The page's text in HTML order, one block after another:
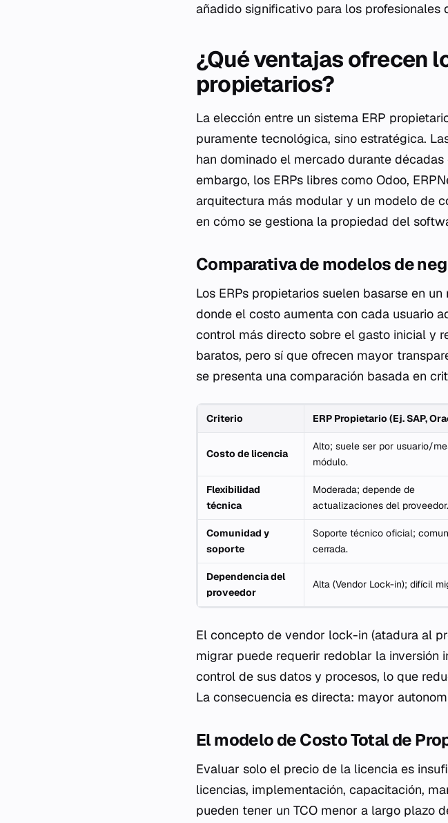
añadido significativo para los profesionales
¿Qué ventajas ofrecen
propietarios?
La elección entre un sistema ERP
puramente tecnológica, sino estratégica.
han dominado el mercado durante
embargo, los ERPs libres como Odoo,
arquitectura más modular y un modelo de
en cómo se gestiona la propiedad del
Comparativa de modelos de
Los ERPs propietarios suelen basarse en
donde el costo aumenta con cada usuario
control más directo sobre el gasto inicial y
baratos, pero sí que ofrecen mayor
se presenta una comparación basada en
Criterio ERP Propietario (Ej. SAP,
Costo de licencia
Alto; suele ser por usuario/
módulo.
Flexibilidad
técnica
Moderada; depende de
actualizaciones del proveedor.
Comunidad y
soporte
Soporte técnico oficial;
cerrada.
Dependencia del
proveedor
Alta (Vendor Lock-in); difícil
El concepto de vendor lock-in (atadura al
migrar puede requerir redoblar la inversión
control de sus datos y procesos, lo que
La consecuencia es directa: mayor
El modelo de Costo Total de
Evaluar solo el precio de la licencia es
licencias, implementación, capacitación,
pueden tener un TCO menor a largo plazo